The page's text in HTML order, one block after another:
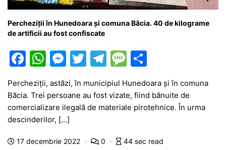
Percheziții în Hunedoara și comuna Băcia. 40 de kilograme
de artificii au fost confiscate
F
c
e
b
o
W
at
s
A
p
M
e
s
s
e
n
T
itt
er
T
el
e
gr
m
M
s
s
g
ta
je
z
Percheziții, astăzi, în municipiul Hunedoara și în comuna
Băcia. Trei persoane au fost vizate, fiind bănuite de
comercializare ilegală de materiale pirotehnice. În urma
descinderilor, […]
17 decembrie 2022 0 44 sec read